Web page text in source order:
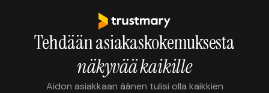
Tehdään asiakaskokemuksesta
näkyvää kaikille
Aidon asiakkaan äänen tulisi olla kaikkien